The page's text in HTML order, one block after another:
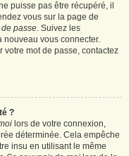
puisse pas être récupéré, il
vous sur la page de
de passe. Suivez les
nouveau vous connecter.
mot de passe, contactez
?
lors de votre connexion,
déterminée. Cela empêche
insu en utilisant le même